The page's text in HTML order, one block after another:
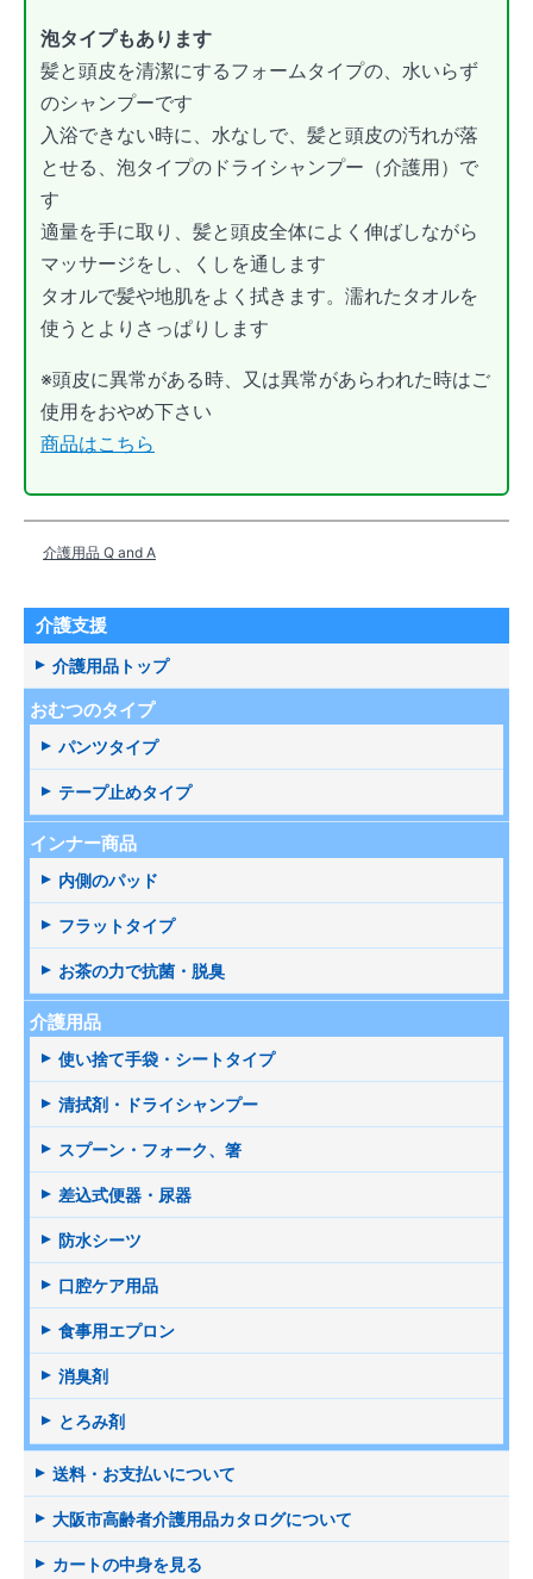
泡タイプもあります
髪と頭皮を清潔にするフォームタイプの、水いらず
のシャンプーです
入浴できない時に、水なしで、髪と頭皮の汚れが落
とせる、泡タイプのドライシャンプー（介護用）で
す
適量を手に取り、髪と頭皮全体によく伸ばしながら
マッサージをし、くしを通します
タオルで髪や地肌をよく拭きます。濡れたタオルを
使うとよりさっぱりします
※頭皮に異常がある時、又は異常があらわれた時はご
使用をおやめ下さい
商品はこちら
介護用品 Q and A
介護支援
介護用品トップ
おむつのタイプ
パンツタイプ
テープ止めタイプ
インナー商品
内側のパッド
フラットタイプ
お茶の力で抗菌・脱臭
介護用品
使い捨て手袋・シートタイプ
清拭剤・ドライシャンプー
スプーン・フォーク、箸
差込式便器・尿器
防水シーツ
口腔ケア用品
食事用エプロン
消臭剤
とろみ剤
送料・お支払いについて
大阪市高齢者介護用品カタログについて
カートの中身を見る